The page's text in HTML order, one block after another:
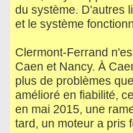
du système. D'autres
et le système
Clermont-Ferrand
Caen et Nancy. À
plus de problèmes
amélioré en fiabilité,
en mai 2015, une
tard, un moteur a pris